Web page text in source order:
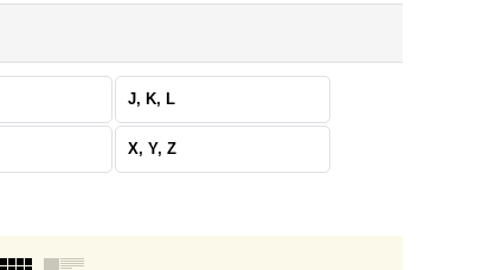
J, K, L
X, Y, Z